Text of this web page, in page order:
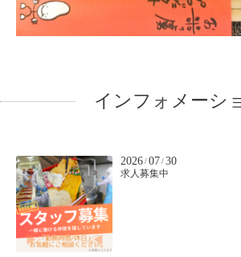
インフォメーシ
2026 / 07 / 30
求人募集中